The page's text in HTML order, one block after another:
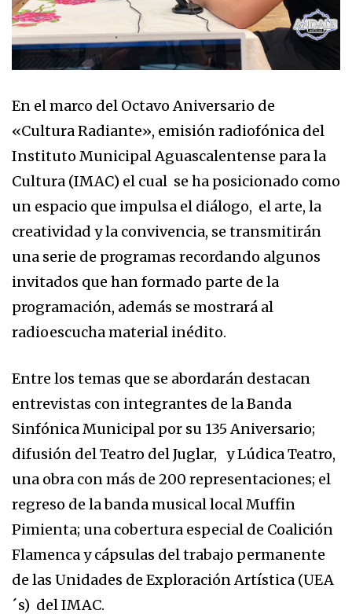
En el marco del Octavo Aniversario de
«Cultura Radiante», emisión radiofónica del
Instituto Municipal Aguascalentense para la
Cultura (IMAC) el cual se ha posicionado como
un espacio que impulsa el diálogo, el arte, la
creatividad y la convivencia, se transmitirán
una serie de programas recordando algunos
invitados que han formado parte de la
programación, además se mostrará al
radioescucha material inédito.
Entre los temas que se abordarán destacan
entrevistas con integrantes de la Banda
Sinfónica Municipal por su 135 Aniversario;
difusión del Teatro del Juglar, y Lúdica Teatro,
una obra con más de 200 representaciones; el
regreso de la banda musical local Muffin
Pimienta; una cobertura especial de Coalición
Flamenca y cápsulas del trabajo permanente
de las Unidades de Exploración Artística (UEA
´s) del IMAC.